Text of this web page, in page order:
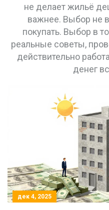
не делает жильё
важнее. Выбор не
покупать. Выбор в
реальные советы,
действительно
денег
дек 4, 2025